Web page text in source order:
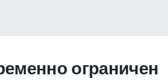
ограничен